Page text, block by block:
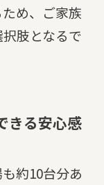
め、ご家族
肢となるで
きる安心感
約10台分あ